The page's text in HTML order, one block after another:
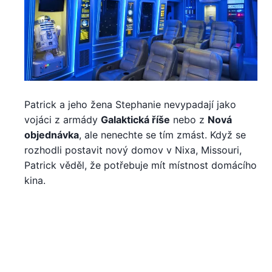
Patrick a jeho žena Stephanie nevypadají jako
vojáci z armády Galaktická říše nebo z Nová
objednávka, ale nenechte se tím zmást. Když se
rozhodli postavit nový domov v Nixa, Missouri,
Patrick věděl, že potřebuje mít místnost domácího
kina.